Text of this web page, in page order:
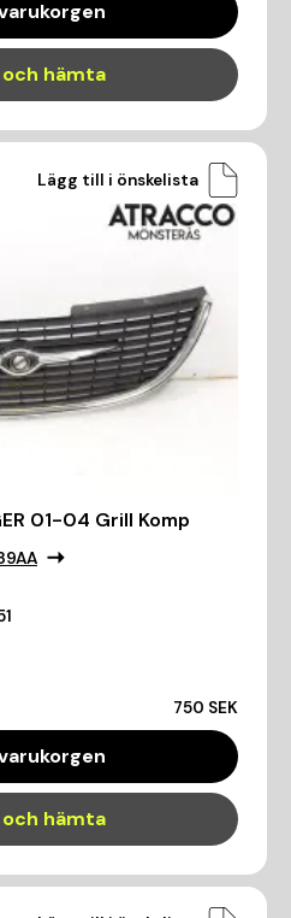
och hämta
Lägg till i önskelista
01-04 Grill Komp
750 SEK
och hämta